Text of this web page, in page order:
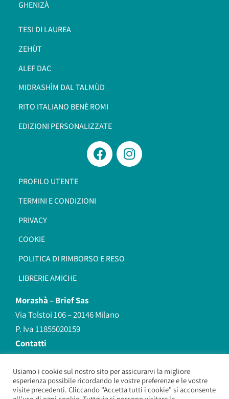
GHENIZÀ
TESI DI LAUREA
ZEHÙT
ALEF DAC
MIDRASHÌM DAL TALMÙD
RITO ITALIANO BENÈ ROMI​
EDIZIONI PERSONALIZZATE
PROFILO UTENTE
TERMINI E CONDIZIONI
PRIVACY
COOKIE
POLITICA DI RIMBORSO E RESO
LIBRERIE AMICHE
Morashà –Brief Sas
Via Tolstoi 106 – 20146 Milano
P. Iva 11855020159
Contatti
redazione@morasha.it
339 8596707
(anche Whatsapp)
Usiamo i cookie sul nostro sito per assicurarvi la migliore
esperienza possibile ricordando le vostre preferenze e le vostre
visite precedenti. Cliccando "Accetta tutti i cookie" si acconsente